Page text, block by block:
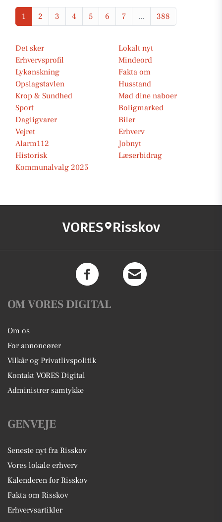
1 2 3 4 5 6 7 ... 388
Det sker
Lokalt nyt
Erhvervsprofil
Mindeord
Lykønskning
Fakta om
Opslagstavlen
Husstand
Krop & Sundhed
Mød dine naboer
Sport
Boligmarked
Dagligvarer
Biler
Vejret
Erhverv
Alarm112
Jobnyt
Historisk
Læserbidrag
Kommunalvalg 2025
VORES Risskov
OM VORES DIGITAL
Om os
For annoncører
Vilkår og Privatlivspolitik
Kontakt VORES Digital
Administrer samtykke
GENVEJE
Seneste nyt fra Risskov
Vores lokale erhverv
Kalenderen for Risskov
Fakta om Risskov
Erhvervsartikler